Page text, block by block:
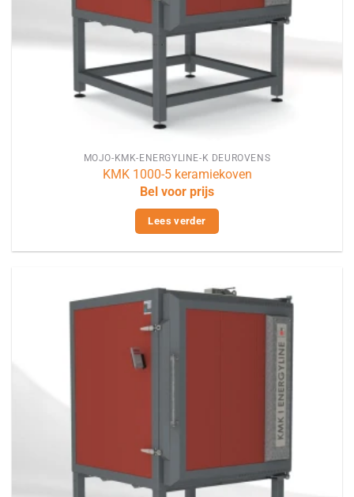
MOJO-KMK-ENERGYLINE-K DEUROVENS
KMK 1000-5 keramiekoven
Bel voor prijs
Lees verder